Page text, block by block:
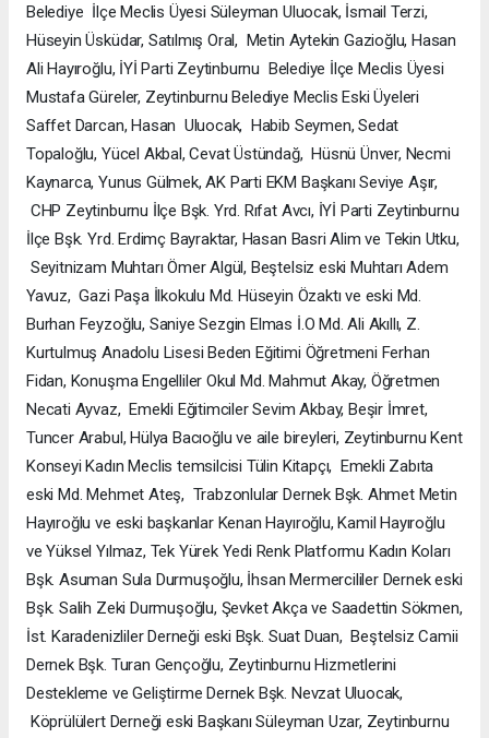
Belediye İlçe Meclis Üyesi Süleyman Uluocak, İsmail Terzi,
Hüseyin Üsküdar, Satılmış Oral, Metin Aytekin Gazioğlu, Hasan
Ali Hayıroğlu, İYİ Parti Zeytinburnu Belediye İlçe Meclis Üyesi
Mustafa Güreler, Zeytinburnu Belediye Meclis Eski Üyeleri
Saffet Darcan, Hasan Uluocak, Habib Seymen, Sedat
Topaloğlu, Yücel Akbal, Cevat Üstündağ, Hüsnü Ünver, Necmi
Kaynarca, Yunus Gülmek, AK Parti EKM Başkanı Seviye Aşır,
CHP Zeytinburnu İlçe Bşk. Yrd. Rıfat Avcı, İYİ Parti Zeytinburnu
İlçe Bşk. Yrd. Erdimç Bayraktar, Hasan Basri Alim ve Tekin Utku,
Seyitnizam Muhtarı Ömer Algül, Beştelsiz eski Muhtarı Adem
Yavuz, Gazi Paşa İlkokulu Md. Hüseyin Özaktı ve eski Md.
Burhan Feyzoğlu, Saniye Sezgin Elmas İ.O Md. Ali Akıllı, Z.
Kurtulmuş Anadolu Lisesi Beden Eğitimi Öğretmeni Ferhan
Fidan, Konuşma Engelliler Okul Md. Mahmut Akay, Öğretmen
Necati Ayvaz, Emekli Eğitimciler Sevim Akbay, Beşir İmret,
Tuncer Arabul, Hülya Bacıoğlu ve aile bireyleri, Zeytinburnu Kent
Konseyi Kadın Meclis temsilcisi Tülin Kitapçı, Emekli Zabıta
eski Md. Mehmet Ateş, Trabzonlular Dernek Bşk. Ahmet Metin
Hayıroğlu ve eski başkanlar Kenan Hayıroğlu, Kamil Hayıroğlu
ve Yüksel Yılmaz, Tek Yürek Yedi Renk Platformu Kadın Koları
Bşk. Asuman Sula Durmuşoğlu, İhsan Mermercililer Dernek eski
Bşk. Salih Zeki Durmuşoğlu, Şevket Akça ve Saadettin Sökmen,
İst. Karadenizliler Derneği eski Bşk. Suat Duan, Beştelsiz Camii
Dernek Bşk. Turan Gençoğlu, Zeytinburnu Hizmetlerini
Destekleme ve Geliştirme Dernek Bşk. Nevzat Uluocak,
Köprülülert Derneği eski Başkanı Süleyman Uzar, Zeytinburnu